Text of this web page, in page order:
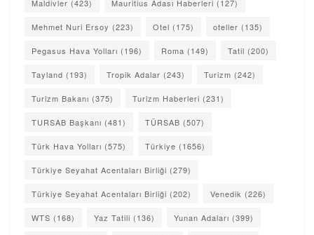
Maldivler (423) Mauritius Adası Haberleri (127)
Mehmet Nuri Ersoy (223) Otel (175) oteller (135)
Pegasus Hava Yolları (196) Roma (149) Tatil (200)
Tayland (193) Tropik Adalar (243) Turizm (242)
Turizm Bakanı (375) Turizm Haberleri (231)
TURSAB Başkanı (481) TÜRSAB (507)
Türk Hava Yolları (575) Türkiye (1656)
Türkiye Seyahat Acentaları Birliği (279)
Türkiye Seyahat Acentaları Birliği (202) Venedik (226)
WTS (168) Yaz Tatili (136) Yunan Adaları (399)